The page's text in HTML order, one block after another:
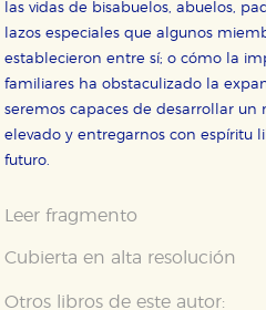
las vidas de bisabuelos, abuelos,
lazos especiales que algunos
establecieron entre sí; o cómo la
familiares ha obstaculizado la
seremos capaces de desarrollar un
elevado y entregarnos con espíritu
futuro.
Leer fragmento
Cubierta en alta resolución
Otros libros de este autor: